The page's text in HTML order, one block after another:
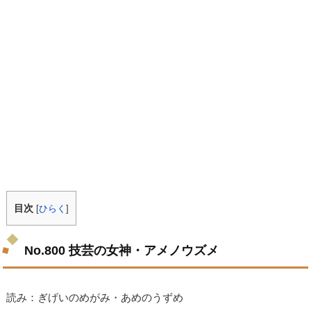
目次 [ひらく]
No.800 技芸の女神・アメノウズメ
読み：ぎげいのめがみ・あめのうずめ